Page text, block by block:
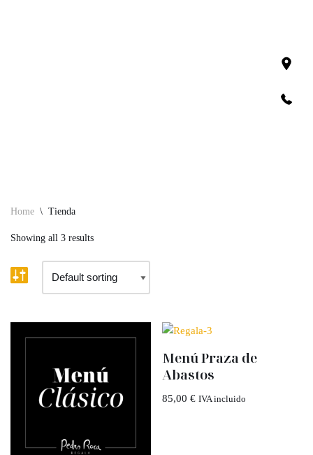
Home \ Tienda
Showing all 3 results
Menú Praza de
Abastos
85,00€ IVA incluido